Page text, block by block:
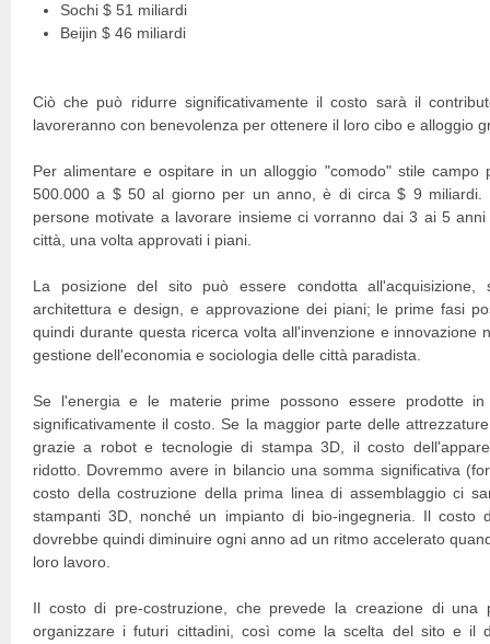
Sochi $ 51 miliardi
Beijin $ 46 miliardi
Ciò che può ridurre significativamente il costo sarà il
lavoreranno con benevolenza per ottenere il loro cibo e alloggio
Per alimentare e ospitare in un alloggio "comodo" stile campo
500.000 a $ 50 al giorno per un anno, è di circa $ 9 miliardi.
persone motivate a lavorare insieme ci vorranno dai 3 ai 5
città, una volta approvati i piani.
La posizione del sito può essere condotta all'acquisizione,
architettura e design, e approvazione dei piani; le prime fasi
quindi durante questa ricerca volta all'invenzione e innovazione
gestione dell'economia e sociologia delle città paradista.
Se l'energia e le materie prime possono essere prodotte
significativamente il costo. Se la maggior parte delle
grazie a robot e tecnologie di stampa 3D, il costo
ridotto. Dovremmo avere in bilancio una somma significativa
costo della costruzione della prima linea di assemblaggio ci
stampanti 3D, nonché un impianto di bio-ingegneria. Il costo
dovrebbe quindi diminuire ogni anno ad un ritmo accelerato
loro lavoro.
Il costo di pre-costruzione, che prevede la creazione di una
organizzare i futuri cittadini, così come la scelta del sito e il